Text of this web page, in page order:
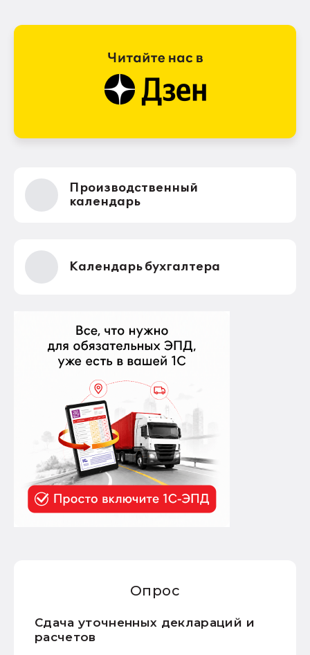
Производственный
календарь
Календарь бухгалтера
Опрос
Сдача уточненных деклараций и
расчетов